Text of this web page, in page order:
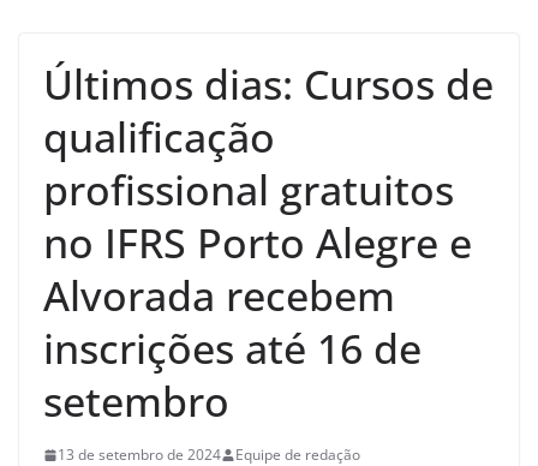
Últimos dias: Cursos de
qualificação
profissional gratuitos
no IFRS Porto Alegre e
Alvorada recebem
inscrições até 16 de
setembro
13 de setembro de 2024 Equipe de redação